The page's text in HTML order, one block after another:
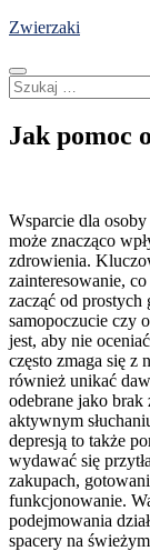
Skip
content
Zwierzaki
Szukaj:
Jak pomoc
Wsparcie dla
może znacząco
zdrowienia.
zainteresowanie,
zacząć od prostych
samopoczucie czy
jest, aby nie
często zmaga się z
również unikać
odebrane jako brak
aktywnym
depresją to także
wydawać się
zakupach,
funkcjonowanie.
podejmowania
spacery na